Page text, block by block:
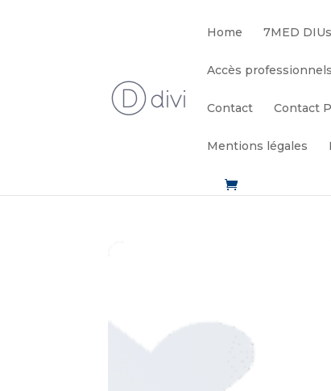
Home 7MED
Accès
Contact Contact
Mentions légales